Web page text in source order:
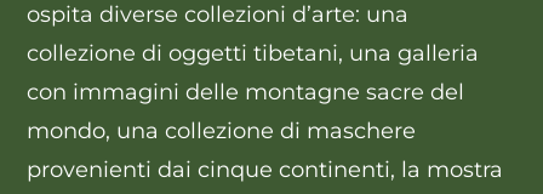
ospita diverse collezioni d’arte: una
collezione di oggetti tibetani, una galleria
con immagini delle montagne sacre del
mondo, una collezione di maschere
provenienti dai cinque continenti, la mostra